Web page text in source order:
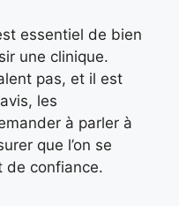
essentiel de bien
une clinique.
pas, et il est
les
à parler à
que l’on se
de confiance.